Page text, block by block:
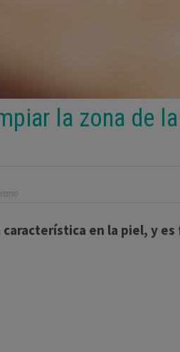
la zona de
característica en la piel, y